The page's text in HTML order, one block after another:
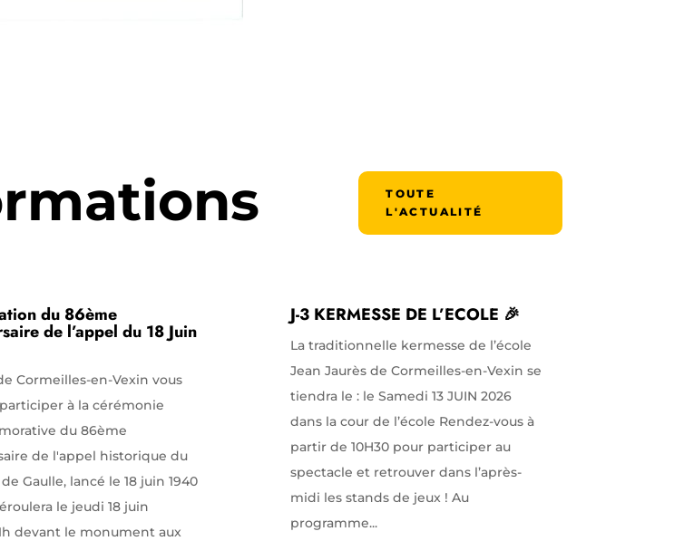
TOUTE
L'ACTUALITÉ
du 86ème
de l’appel du 18 Juin
Cormeilles-en-Vexin vous
à la cérémonie
du 86ème
de l'appel historique du
Gaulle, lancé le 18 juin 1940
le jeudi 18 juin
devant le monument aux
J-3 KERMESSE DE L’ECOLE 🎉
La traditionnelle kermesse de l’école
Jean Jaurès de Cormeilles-en-Vexin se
tiendra le : le Samedi 13 JUIN 2026
dans la cour de l’école Rendez-vous à
partir de 10H30 pour participer au
spectacle et retrouver dans l’après-
midi les stands de jeux ! Au
programme...